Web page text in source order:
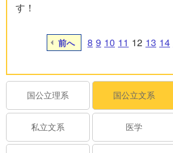
す！
前へ 8 9 10 11 12 13 14
国公立理系 国公立文系
私立文系 医学